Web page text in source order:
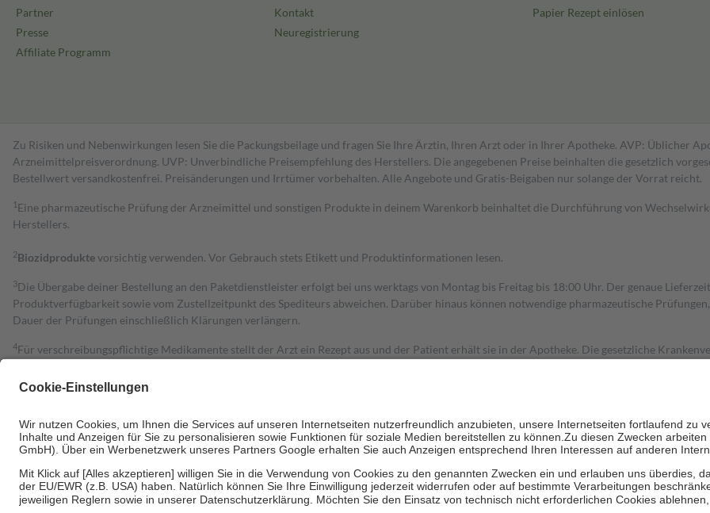
Partner
Presse
Affiliate Programm
Kontakt
Neuregistrierung
Papier Rezept einlösen
Zu Risiken und Nebenwirkungen lesen Sie die Packungsbeilage und fragen Sie Ihre Ärztin, Ihren Arzt oder in Ihrer Apotheke. AVP: Üblicher
Arzneimittelpreisverordnung. UVP: Unverbindliche Preisempfehlung des Herstellers. Die angegebenen Preise beinhalten die gesetzlich
Bestell­wert versand­kosten­frei. Preisänderungen und Irrtümer vorbehalten. Alle Angebote und Gratis-Beigaben nur solange der Vorrat reicht.
1 Eine pharmazeutische Prüfung der Arzneimittel und sonstigen Produkte in deinem Warenkorb beinhaltet die Durchführung von
Herstellers.
2Biozidproduktevorsichtig verwenden. Vor Gebrauch stets Etikett und Produktinformationen lesen.
3Die Übergabe deiner Bestellung an den Paketdienstleister erfolgt bei uns werktags von Montag bis Freitag bis 18:00 Uhr. Der genaue
Produktverfügbarkeit sowie vom Zustellzeitpunkt des Spediteurs abweichen. Darüber hinaus können notwendige pharmazeutische
Dauer der Prüfungen einschließlich Klärungen verlängern.
4Für verschreibungspflichtige Medikamente stellt der Arzt ein Rezept aus und der Patient erhält sie in der Apotheke. Die gesetzliche
Grundsätzlich leisten Mitglieder Zuzahlungen in Höhe von zehn Prozent des Abgabepreises,
Bei Heilmitteln und häuslicher Krankenpflege beträgt die Zuzahlung zehn Prozent der Kosten sowie zehn Euro je Verordnung.
Um das Engagement der Versicherten für ihre eigene Gesundheit zu stärken und die besondere Stellung der Familie zu unterstützen, fallen
• Untersuchungen zur Vorsorge und Früherkennung, die von der GKV getragen werden
• empfohlenen Schutzimpfungen